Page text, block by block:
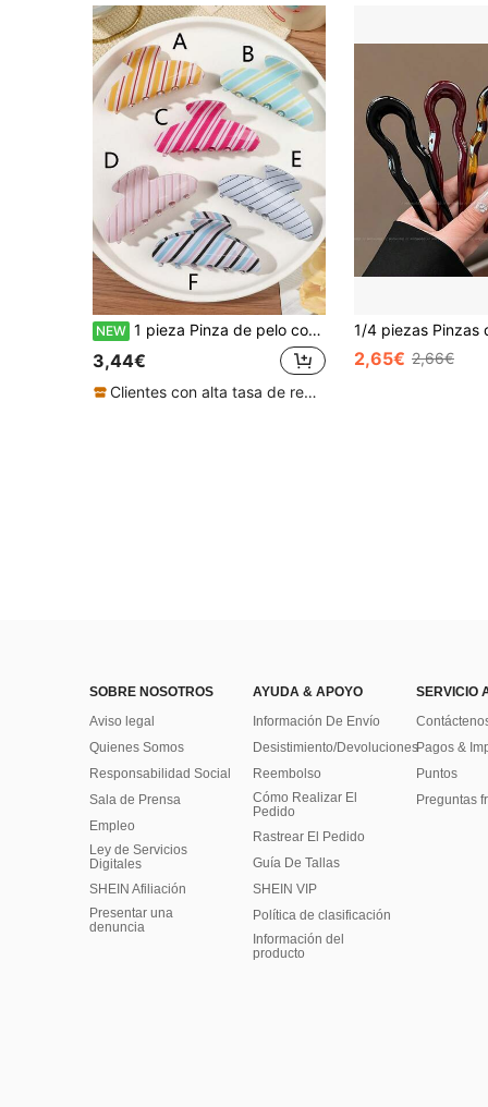
NEW 1 pieza Pinza de pelo con estampado de rayas de color caramelo en forma de medio círculo, clip para coleta alta y media coleta, accesorio de pelo minimalista y dulce para vacaciones y picnic
3,44€
Clientes con alta tasa de repetición
2,65€ 2,66€
SOBRE NOSOTROS
Aviso legal
Quienes Somos
Responsabilidad Social
Sala de Prensa
Empleo
Ley de Servicios
Digitales
SHEIN Afiliación
Presentar una
denuncia
AYUDA & APOYO
Información De Envío
Desistimiento/Devoluciones
Reembolso
Cómo Realizar El
Pedido
Rastrear El Pedido
Guía De Tallas
SHEIN VIP
Política de clasificación
​Información del
producto
SERVICIO
Pagos &
Puntos
Preguntas